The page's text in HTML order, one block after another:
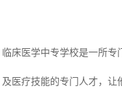
临床医学中专学校是一所
及医疗技能的专门人才，让